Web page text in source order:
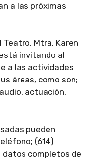
a las próximas
Mtra. Karen
invitando al
a las actividades
áreas, como son;
actuación,
pueden
(614)
datos completos de